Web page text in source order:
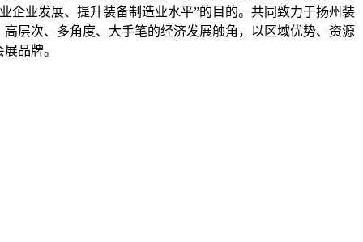
企业发展、提升装备制造业水平”的目的。共同致力于扬州装
层次、多角度、大手笔的经济发展触角，以区域优势、资源
品牌。